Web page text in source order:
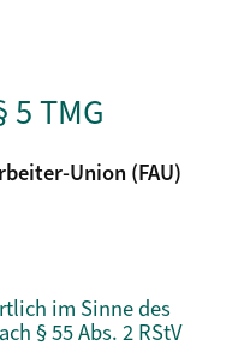
TMG
Union (FAU)
im Sinne des
§ 55 Abs. 2 RStV